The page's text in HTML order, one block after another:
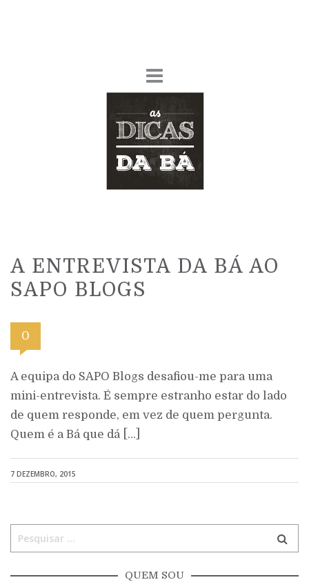
A ENTREVISTA DA BÁ AO
SAPO BLOGS
0
A equipa do SAPO Blogs desafiou-me para uma
mini-entrevista. É sempre estranho estar do lado
de quem responde, em vez de quem pergunta.
Quem é a Bá que dá […]
7 DEZEMBRO, 2015
QUEM SOU